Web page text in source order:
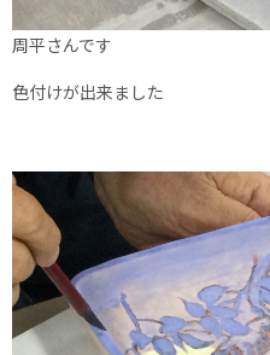
周平さんです
色付けが出来ました